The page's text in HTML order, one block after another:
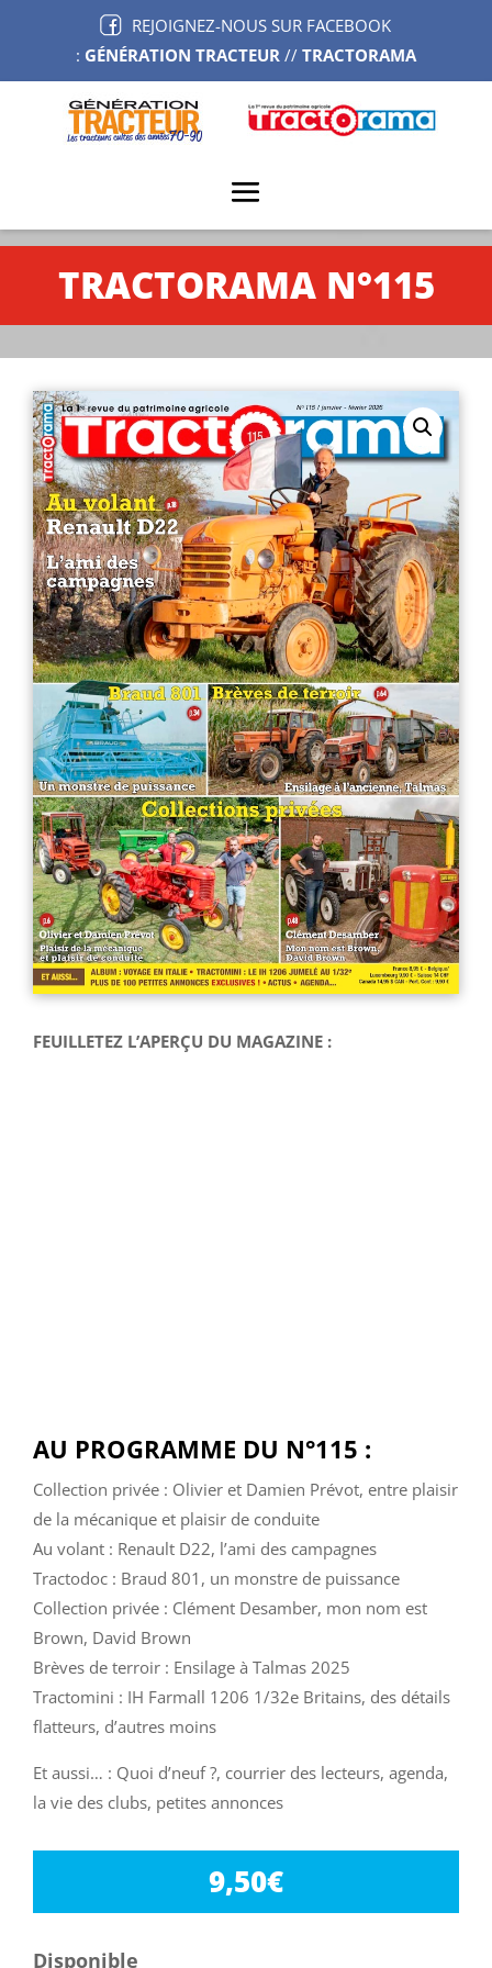
REJOIGNEZ-NOUS SUR FACEBOOK
: GÉNÉRATION TRACTEUR// TRACTORAMA
TRACTORAMA N°115
FEUILLETEZ L’APERÇU DU MAGAZINE :
AU PROGRAMME DU N°115 :
Collection privée : Olivier et Damien Prévot, entre plaisir
de la mécanique et plaisir de conduite
Au volant : Renault D22, l’ami des campagnes
Tractodoc : Braud 801, un monstre de puissance
Collection privée : Clément Desamber, mon nom est
Brown, David Brown
Brèves de terroir : Ensilage à Talmas 2025
Tractomini : IH Farmall 1206 1/32e Britains, des détails
flatteurs, d’autres moins
Et aussi… : Quoi d’neuf ?, courrier des lecteurs, agenda,
la vie des clubs, petites annonces
9,50€
Disponible